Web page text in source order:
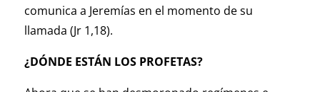
comunica a Jeremías en el momento de su
llamada (Jr 1,18).
¿DÓNDE ESTÁN LOS PROFETAS?